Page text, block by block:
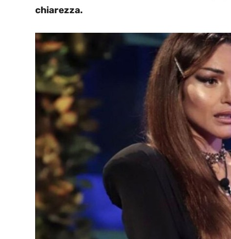
chiarezza.